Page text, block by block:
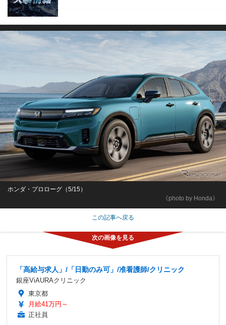
《photo by Honda》
ホンダ・プロローグ（5/15）
この記事へ戻る
「高給与求人」/「日勤のみ可」/准看護師/クリニック
銀座ViAURAクリニック
東京都
月給41万円～
正社員